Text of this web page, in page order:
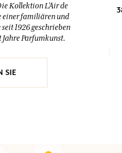
€
Kollektion L’Air de
einer familiären und
1926 geschrieben
Parfumkunst.
SIE